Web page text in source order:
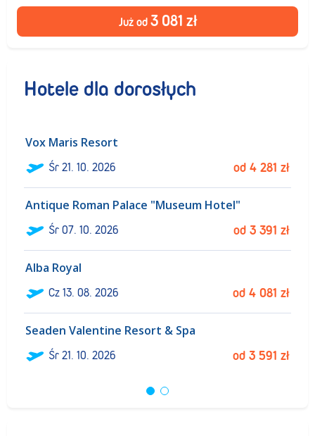
Już od 3 081 zł
Hotele dla dorosłych
Vox Maris Resort
Śr21. 10. 2026 od 4 281 zł
Antique Roman Palace "Museum Hotel"
Śr07. 10. 2026 od 3 391 zł
Alba Royal
Cz13. 08. 2026 od 4 081 zł
Seaden Valentine Resort & Spa
Śr21. 10. 2026 od 3 591 zł